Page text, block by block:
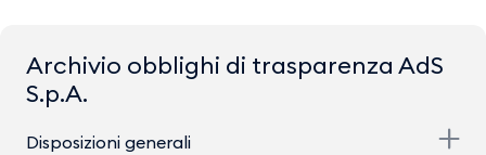
Archivio obblighi di trasparenza AdS
S.p.A.
Disposizioni generali